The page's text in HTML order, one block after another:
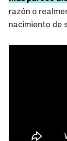
razón o
nacimiento de